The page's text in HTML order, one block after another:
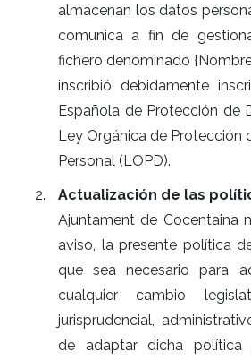
almacenan los datos
comunica a fin de
fichero denominado
inscribió debidamente
Española de Protección de
Ley Orgánica de Protección
Personal (LOPD).
Actualización de las
Ajuntament de Cocentaina
aviso, la presente política
que sea necesario para
cualquier cambio
jurisprudencial,
de adaptar dicha política